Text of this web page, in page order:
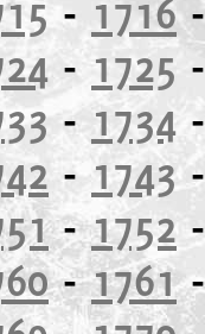
- 1716
-1725
- 1734
-1743
-1752
-1761